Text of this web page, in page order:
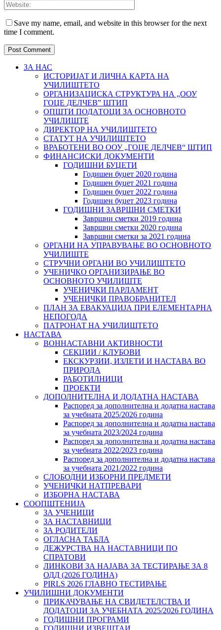
Save my name, email, and website in this browser for the next
time I comment.
ЗА НАС
ИСТОРИЈАТ И ЛИЧНА КАРТА НА
УЧИЛИШТЕТО
ОРГАНИЗАЦИСКА СТРУКТУРА НА „ООУ
ГОЦЕ ДЕЛЧЕВ” ШТИП
ОПШТИ ПОДАТОЦИ ЗА ОСНОВНОТО
УЧИЛИШТЕ
ДИРЕКТОР НА УЧИЛИШТЕТО
СТАТУТ НА УЧИЛИШТЕТО
ВРАБОТЕНИ ВО ООУ „ГОЦЕ ДЕЛЧЕВ“ ШТИП
ФИНАНСИСКИ ДОКУМЕНТИ
ГОДИШНИ БУЏЕТИ
Годишен буџет 2020 година
Годишен буџет 2021 година
Годишен буџет 2022 година
Годишен буџет 2023 година
ГОДИШНИ ЗАВРШНИ СМЕТКИ
Завршни сметки 2019 година
Завршни сметки 2020 година
Завршни сметки за 2021 година
ОРГАНИ НА УПРАВУВАЊЕ ВО ОСНОВНОТО
УЧИЛИШТЕ
СТРУЧНИ ОРГАНИ ВО УЧИЛИШТЕТО
УЧЕНИЧКО ОРГАНИЗИРАЊЕ ВО
ОСНОВНОТО УЧИЛИШТЕ
УЧЕНИЧКИ ПАРЛАМЕНТ
УЧЕНИЧКИ ПРАВОБРАНИТЕЛ
ПЛАН ЗА ЕВАКУАЦИЈА ПРИ ЕЛЕМЕНТАРНА
НЕПОГОДА
ПАТРОНАТ НА УЧИЛИШТЕТО
НАСТАВА
ВОННАСТАВНИ АКТИВНОСТИ
СЕКЦИИ / КЛУБОВИ
ЕКСКУРЗИИ, ИЗЛЕТИ И НАСТАВА ВО
ПРИРОДА
РАБОТИЛНИЦИ
ПРОЕКТИ
ДОПОЛНИТЕЛНА И ДОДАТНА НАСТАВА
Распоред за дополнителна и додатна настава
за учебната 2025/2026 година
Распоред за дополнителна и додатна настава
за учебната 2023/2024 година
Распоред за дополнителна и додатна настава
за учебната 2022/2023 година
Распоред за дополнителна и додатна настава
за учебната 2021/2022 година
СЛОБОДНИ ИЗБОРНИ ПРЕДМЕТИ
УЧЕНИЧКИ НАТПРЕВАРИ
ИЗБОРНА НАСТАВА
СООПШТЕНИЈА
ЗА УЧЕНИЦИ
ЗА НАСТАВНИЦИ
ЗА РОДИТЕЛИ
ОГЛАСНА ТАБЛА
ДЕЖУРСТВА НА НАСТАВНИЦИ ПО
СПРАТОВИ
ЛИНКОВИ ЗА НАЈАВА ЗА ТЕСТИРАЊЕ ЗА 8
ОДД (2026 ГОДИНА)
PIRLS 2026 ГЛАВНО ТЕСТИРАЊЕ
УЧИЛИШНИ ДОКУМЕНТИ
ПРИКАЧУВАЊЕ НА СВИДЕТЕЛСТВА И
ДОДАТОЦИ ЗА УЧЕБНАТА 2025/2026 ГОДИНА
ГОДИШНИ ПРОГРАМИ
ГОДИШНИ ИЗВЕШТАИ